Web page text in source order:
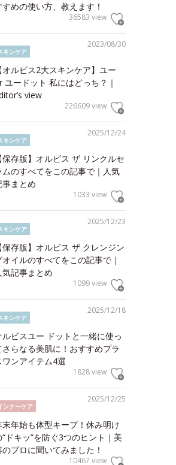
すめの使い方、教えます！
36583 view
2023/08/30
キンケア
オルビス2大スキンケア】ユー
ユードット 私にはどっち？｜
view
226609 view
2025/12/24
キンケア
保存版】オルビス ザ リンクルセ
ムのすべてをこの記事で｜人気
事まとめ
1033 view
2025/12/23
キンケア
保存版】オルビス ザ クレンジン
オイルのすべてをこの記事で｜
気記事まとめ
1099 view
2025/12/18
キンケア
ルビスユー ドットと一緒に使っ
さらなる美肌に！おすすめプラ
ワンアイテム4選
1828 view
2025/12/25
ンナーケア
末年始も体型キープ！休み明け
“ドキッ”を防ぐ3つのヒント｜美
のプロに聞いてみました！
10467 view